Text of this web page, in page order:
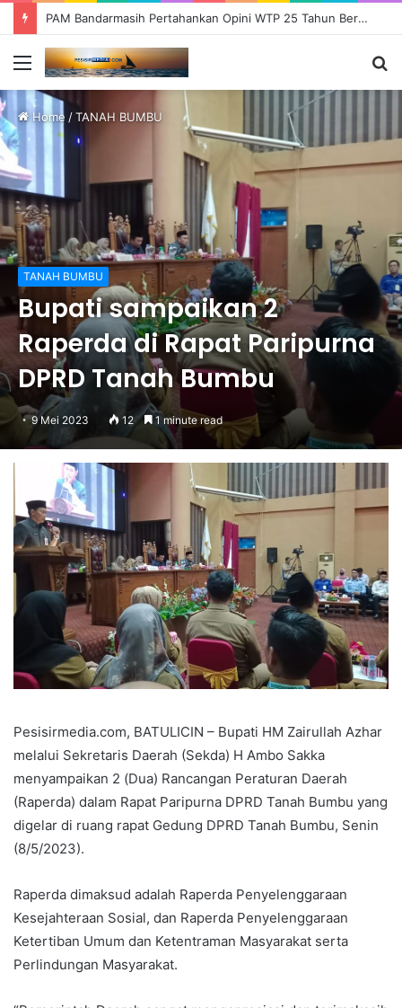
PAM Bandarmasih Pertahankan Opini WTP 25 Tahun Berturut-turut, Fokus Tingkatkan Pelayanan dan Transparansi
Menu
Home /TANAH BUMBU
TANAH BUMBU
Bupati sampaikan 2
Raperda di Rapat Paripurna
DPRD Tanah Bumbu
9 Mei 2023 12 1 minute read
Pesisirmedia.com, BATULICIN – Bupati HM Zairullah Azhar
melalui Sekretaris Daerah (Sekda) H Ambo Sakka
menyampaikan 2 (Dua) Rancangan Peraturan Daerah
(Raperda) dalam Rapat Paripurna DPRD Tanah Bumbu yang
digelar di ruang rapat Gedung DPRD Tanah Bumbu, Senin
(8/5/2023).
Raperda dimaksud adalah Raperda Penyelenggaraan
Kesejahteraan Sosial, dan Raperda Penyelenggaraan
Ketertiban Umum dan Ketentraman Masyarakat serta
Perlindungan Masyarakat.